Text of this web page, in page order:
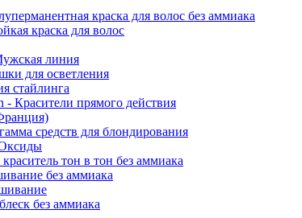
краска для волос без аммиака
краска для волос
линия
для осветления
стайлинга
- Красители прямого действия
средств для блондирования
тон в тон без аммиака
без аммиака
без аммиака